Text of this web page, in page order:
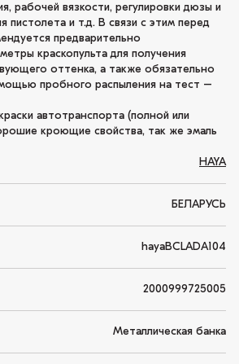
рабочей вязкости, регулировки дюзы и
пистолета и т.д. В связи с этим перед
предварительно
краскопульта для получения
оттенка, а также обязательно
пробного распыления на тест –
автотранспорта (полной или
кроющие свойства, так же эмаль
HAYA
БЕЛАРУСЬ
hayaBCLADA104
2000999725005
Металлическая банка